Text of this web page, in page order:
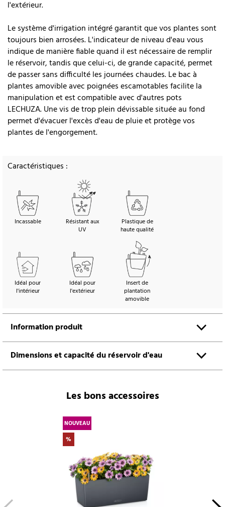
l'extérieur.
Le système d'irrigation intégré garantit que vos plantes sont
toujours bien arrosées. L'indicateur de niveau d'eau vous
indique de manière fiable quand il est nécessaire de remplir
le réservoir, tandis que celui-ci, de grande capacité, permet
de passer sans difficulté les journées chaudes. Le bac à
plantes amovible avec poignées escamotables facilite la
manipulation et est compatible avec d'autres pots
LECHUZA. Une vis de trop plein dévissable située au fond
permet d'évacuer l'excès d'eau de pluie et protège vos
plantes de l'engorgement.
Caractéristiques :
Incassable
Résistant aux
UV
Plastique de
haute qualité
Idéal pour
l'intérieur
Idéal pour
l'extérieur
Insert de
plantation
amovible
Information produit
Dimensions et capacité du réservoir d'eau
Les bons accessoires
NOUVEAU
%